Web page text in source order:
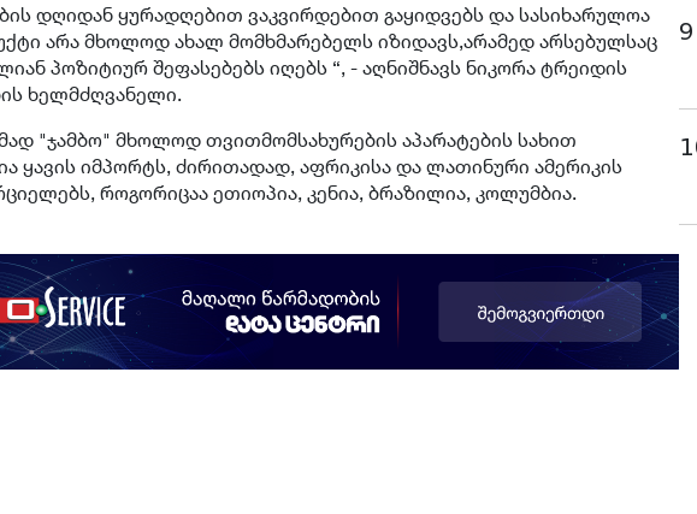
დღიდან ყურადღებით ვაკვირდებით გაყიდვებს და სასიხარულოა
არა მხოლოდ ახალ მომხმარებელს იზიდავს,არამედ არსებულსაც
პოზიტიურ შეფასებებს იღებს “, - აღნიშნავს ნიკორა ტრეიდის
ხელმძღვანელი.
"ჯამბო" მხოლოდ თვითმომსახურების აპარატების სახით
ყავის იმპორტს, ძირითადად, აფრიკისა და ლათინური ამერიკის
როგორიცაა ეთიოპია, კენია, ბრაზილია, კოლუმბია.
9